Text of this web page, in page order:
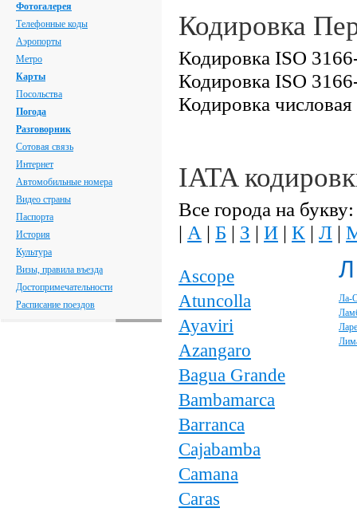
Фотогалерея
Телефонные коды
Аэропорты
Метро
Карты
Посольства
Погода
Разговорник
Сотовая связь
Интернет
Автомобильные номера
Видео страны
Паспорта
История
Культура
Визы, правила въезда
Достопримечательности
Расписание поездов
Кодировка
Кодировка ISO
Кодировка ISO
Кодировка
IATA
Все города на букву:
| А | Б | З | И | К | Л |
Ascope
Atuncolla
Ayaviri
Azangaro
Bagua Grande
Bambamarca
Barranca
Cajabamba
Camana
Caras
Л
Ла-